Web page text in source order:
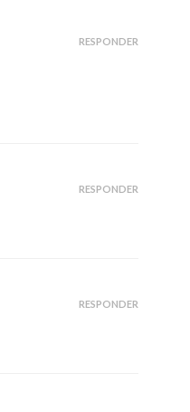
RESPONDER
RESPONDER
RESPONDER